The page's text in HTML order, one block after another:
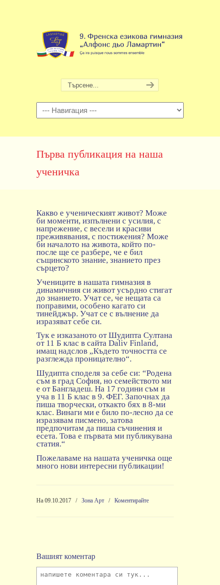
Навигация
Първа публикация на наша
ученичка
Какво е ученическият живот? Може
би моменти, изпълнени с усилия, с
напрежение, с весели и красиви
преживявания, с постижения? Може
би началото на живота, който по-
после ще се разбере, че е бил
същинското знание, знанието през
сърцето?
Учениците в нашата гимназия в
динамичния си живот усърдно стигат
до знанието. Учат се, че нещата са
поправими, особено кагато си
тинейджър. Учат се с вълнение да
изразяват себе си.
Тук е изказаното от Шудипта Султана
от 11 Б клас в сайта Daliv Finland,
имащ надслов „Където точността се
разглежда проницателно“.
Шудипта споделя за себе си: “Родена
съм в град София, но семейството ми
е от Бангладеш. На 17 години съм и
уча в 11 Б клас в 9. ФЕГ. Започнах да
пиша творчески, откакто бях в 8-ми
клас. Винаги ми е било по-лесно да се
изразявам писмено, затова
предпочитам да пиша съчинения и
есета. Това е първата ми публикувана
статия.“
Пожелаваме на нашата ученичка още
много нови интересни публикации!
На 09.10.2017 / Зона Арт / Коментирайте
Вашият коментар